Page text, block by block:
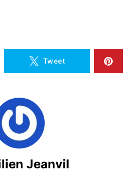
Tweet
Jeanvil